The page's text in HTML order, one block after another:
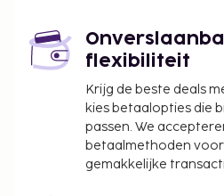
flexibiliteit
Krijg de beste deals
kies betaalopties die
passen. We
betaalmethoden voor
gemakkelijke